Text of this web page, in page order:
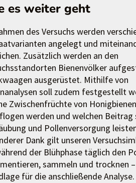
es weiter geht
des Versuchs werden
angelegt und
Zusätzlich werden an den
Bienenvölker
ausgerüstet. Mithilfe von
soll zudem festgestellt
Zwischenfrüchte von
werden und welchen Beitrag
und Pollenversorgung
Dank gilt unseren
der Blühphase täglich den
sammeln und trocknen
für die anschließende Analyse.